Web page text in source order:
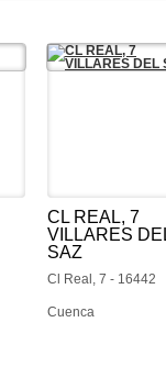
CL REAL, 7
VILLARES
SAZ
Cl Real, 7 - 16442
Cuenca